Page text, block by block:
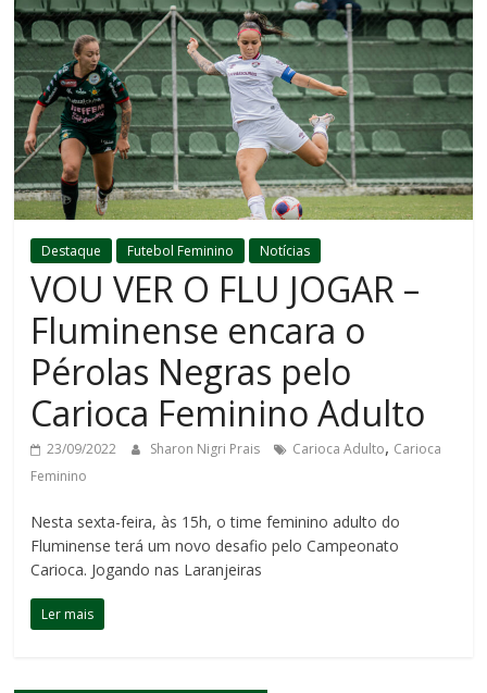
Destaque Futebol Feminino Notícias
VOU VER O FLU JOGAR –
Fluminense encara o
Pérolas Negras pelo
Carioca Feminino Adulto
23/09/2022 Sharon Nigri Prais Carioca Adulto, Carioca
Feminino
Nesta sexta-feira, às 15h, o time feminino adulto do
Fluminense terá um novo desafio pelo Campeonato
Carioca. Jogando nas Laranjeiras
Ler mais